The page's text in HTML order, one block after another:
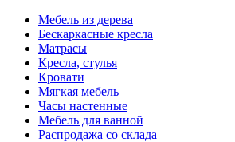
Мебель из дерева
Бескаркасные кресла
Матрасы
Кресла, стулья
Кровати
Мягкая мебель
Часы настенные
Мебель для ванной
Распродажа со склада